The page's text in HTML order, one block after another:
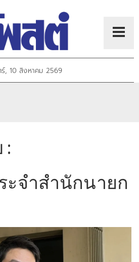
, 10 สิงหาคม 2569
:
ะจำสำนักนายก